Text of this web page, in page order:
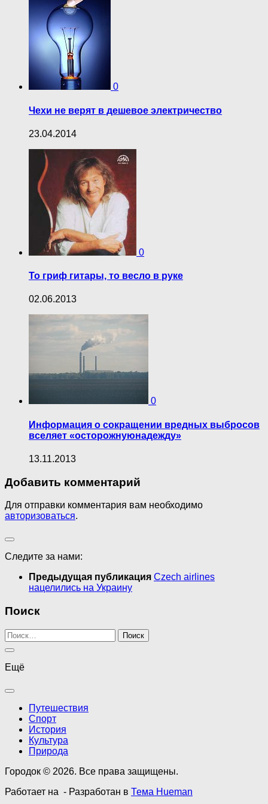
0
Чехи не верят в дешевое электричество
23.04.2014
0
То гриф гитары, то весло в руке
02.06.2013
0
Информация о сокращении вредных выбросов
вселяет «осторожнуюнадежду»
13.11.2013
Добавить комментарий
Для отправки комментария вам необходимо
авторизоваться.
Следите за нами:
Предыдущая публикация Czech airlines
нацелились на Украину
Поиск
Найти:
Ещё
Путешествия
Спорт
История
Культура
Природа
Городок © 2026. Все права защищены.
Работает на - Разработан в Тема Hueman